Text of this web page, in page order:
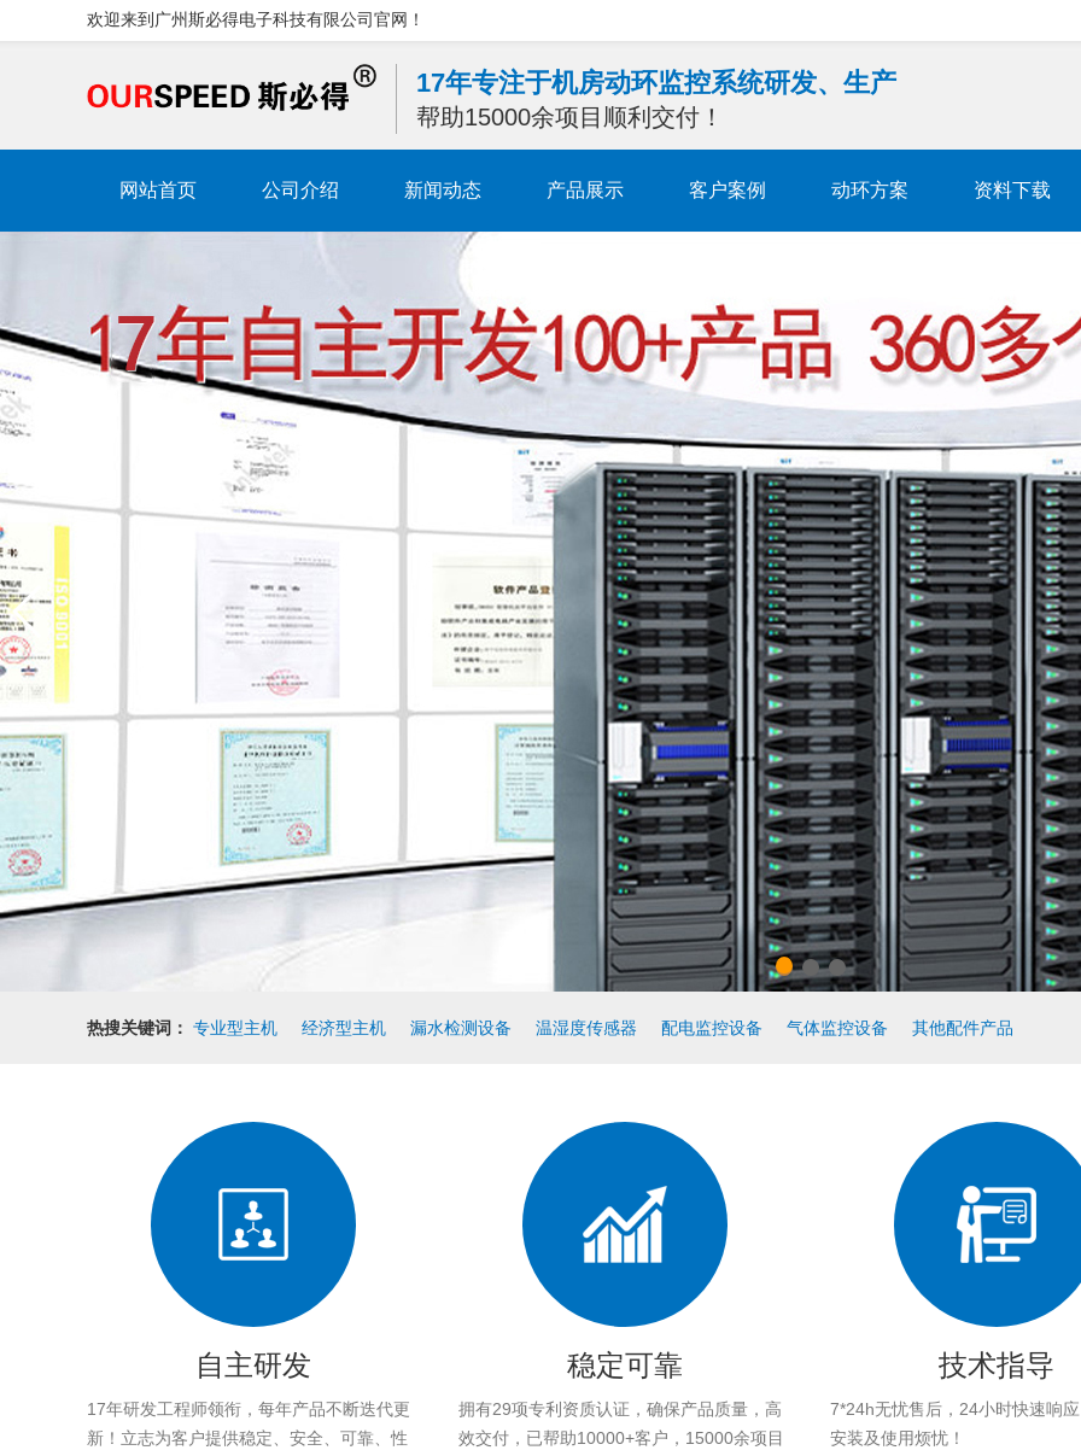
欢迎来到广州斯必得电子科技有限公司官网！
17年专注于机房动环监控系统研发、生产
帮助15000余项目顺利交付！
网站首页 公司介绍 新闻动态 产品展示 客户案例 动环方案 资料下载
热搜关键词： 专业型主机 经济型主机 漏水检测设备 温湿度传感器 配电监控设备 气体监控设备 其他配件产品
自主研发
17年研发工程师领衔，每年产品不断迭代更
新！立志为客户提供稳定、安全、可靠、性
稳定可靠
拥有29项专利资质认证，确保产品质量，高
效交付，已帮助10000+客户，15000余项目
技术指导
7*24h无忧售后，24小时快速响
安装及使用烦忧！